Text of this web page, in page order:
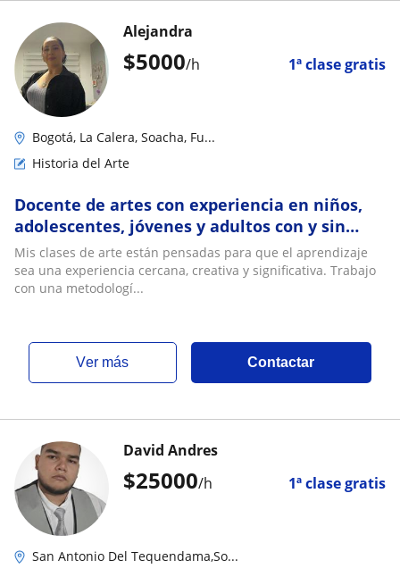
$5000/h 1ª clase gratis
Alejandra
Bogotá, La Calera, Soacha, Fu...
Historia del Arte
Docente de artes con experiencia en niños,
adolescentes, jóvenes y adultos con y sin
discapacidad
Mis clases de arte están pensadas para que el aprendizaje
sea una experiencia cercana, creativa y significativa. Trabajo
con una metodologí...
ver más Contactar
$25000/h 1ª clase gratis
David Andres
San Antonio Del Tequendama,So...